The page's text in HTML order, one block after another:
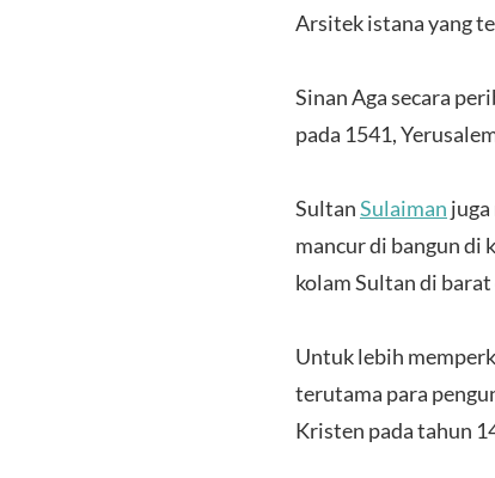
Arsitek istana yang
Sinan Aga secara
pada 1541,
SultanSulaiman
mancur di bangun di
kolam Sultan di barat
Untuk lebih
terutama para
Kristen pada tahun